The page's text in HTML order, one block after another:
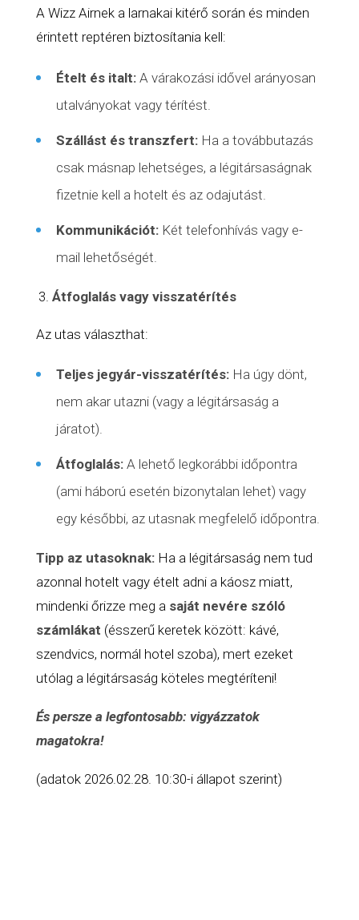
A Wizz Airnek a larnakai kitérő során és minden
érintett reptéren biztosítania kell:
Ételt és italt: A várakozási idővel arányosan
utalványokat vagy térítést.
Szállást és transzfert: Ha a továbbutazás
csak másnap lehetséges, a légitársaságnak
fizetnie kell a hotelt és az odajutást.
Kommunikációt: Két telefonhívás vagy e-
mail lehetőségét.
Átfoglalás vagy visszatérítés
Az utas választhat:
Teljes jegyár-visszatérítés: Ha úgy dönt,
nem akar utazni (vagy a légitársaság a
járatot).
Átfoglalás: A lehető legkorábbi időpontra
(ami háború esetén bizonytalan lehet) vagy
egy későbbi, az utasnak megfelelő időpontra.
Tipp az utasoknak: Ha a légitársaság nem tud
azonnal hotelt vagy ételt adni a káosz miatt,
mindenki őrizze meg a saját nevére szóló
számlákat (ésszerű keretek között: kávé,
szendvics, normál hotel szoba), mert ezeket
utólag a légitársaság köteles megtéríteni!
És persze a legfontosabb: vigyázzatok
magatokra!
(adatok 2026.02.28. 10:30-i állapot szerint)